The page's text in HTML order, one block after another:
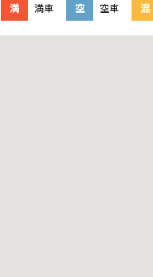
満 満車 空 空車 混